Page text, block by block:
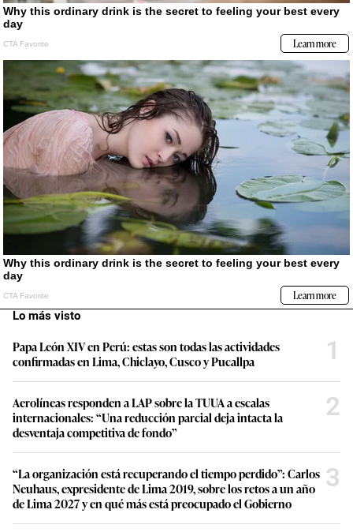
Lo más visto
Papa León XIV en Perú: estas son todas las actividades
confirmadas en Lima, Chiclayo, Cusco y Pucallpa
1
Aerolíneas responden a LAP sobre la TUUA a escalas
internacionales: “Una reducción parcial deja intacta la
desventaja competitiva de fondo”
2
“La organización está recuperando el tiempo perdido”: Carlos
Neuhaus, expresidente de Lima 2019, sobre los retos a un año
de Lima 2027 y en qué más está preocupado el Gobierno
3